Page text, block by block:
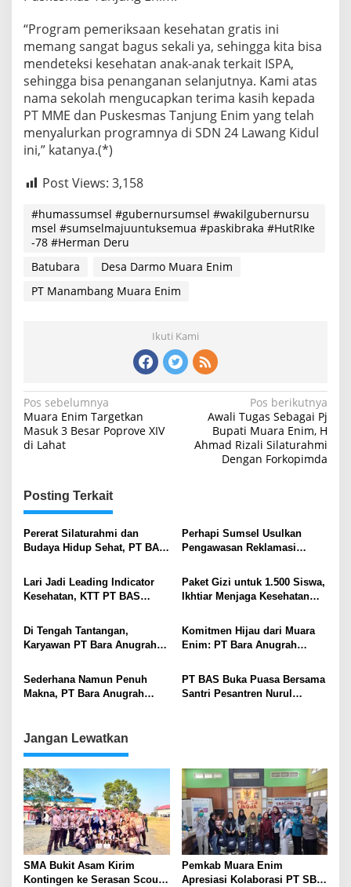
“Program pemeriksaan kesehatan gratis ini
memang sangat bagus sekali ya, sehingga kita bisa
mendeteksi kesehatan anak-anak terkait ISPA,
sehingga bisa penanganan selanjutnya. Kami atas
nama sekolah mengucapkan terima kasih kepada
PT MME dan Puskesmas Tanjung Enim yang telah
menyalurkan programnya di SDN 24 Lawang Kidul
ini,” katanya.(*)
Post Views: 3,158
#humassumsel #gubernursumsel #wakilgubernursu
msel #sumselmajuuntuksemua #paskibraka #HutRIke
-78 #Herman Deru
Batubara
Desa Darmo Muara Enim
PT Manambang Muara Enim
Ikuti Kami
Navigasi
pos
Pos sebelumnya
Muara Enim Targetkan
Masuk 3 Besar Poprove XIV
di Lahat
Pos berikutnya
Awali Tugas Sebagai Pj
Bupati Muara Enim, H
Ahmad Rizali Silaturahmi
Dengan Forkopimda
Posting Terkait
Pererat Silaturahmi dan
Budaya Hidup Sehat, PT BAS
Karang Asam Senam
Bersama
Perhapi Sumsel Usulkan
Pengawasan Reklamasi
Lari Jadi Leading Indicator
Kesehatan, KTT PT BAS
Kompetensi ESDM
Paket Gizi untuk 1.500 Siswa,
Ikhtiar Menjaga Kesehatan
Di Tengah Tantangan,
Karyawan PT Bara Anugrah
Lewat “Never Lose Hope
Run”
Komitmen Hijau dari Muara
Enim: PT Bara Anugrah
Lingkungan Hidup dengan
Aksi Susur Sungai
Sederhana Namun Penuh
Makna, PT Bara Anugrah
Hidup Sedunia 2026
PT BAS Buka Puasa Bersama
Santri Pesantren Nurul
Jangan Lewatkan
SMA Bukit Asam Kirim
Kontingen ke Serasan Scout
Pemkab Muara Enim
Apresiasi Kolaborasi PT SBS